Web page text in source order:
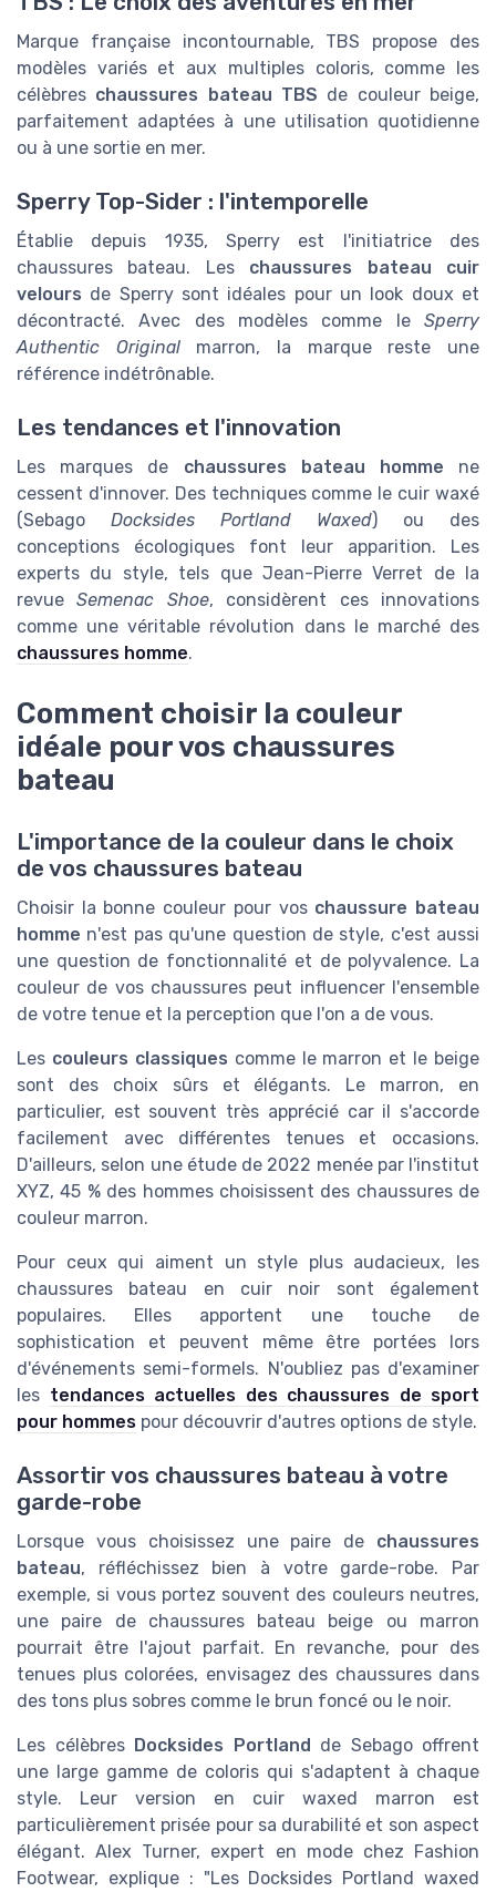
Marque française incontournable, TBS propose des
modèles variés et aux multiples coloris, comme les
célèbres chaussures bateau TBS de couleur beige,
parfaitement adaptées à une utilisation quotidienne
ou à une sortie en mer.
Sperry Top-Sider : l'intemporelle
Établie depuis 1935, Sperry est l'initiatrice des
chaussures bateau. Les chaussures bateau cuir
velours de Sperry sont idéales pour un look doux et
décontracté. Avec des modèles comme le Sperry
Authentic Originalmarron, la marque reste une
référence indétrônable.
Les tendances et l'innovation
Les marques de chaussures bateau homme ne
cessent d'innover. Des techniques comme le cuir waxé
(Sebago Docksides Portland Waxed) ou des
conceptions écologiques font leur apparition. Les
experts du style, tels que Jean-Pierre Verret de la
revueSemenac Shoe, considèrent ces innovations
comme une véritable révolution dans le marché des
chaussures homme.
Comment choisir la couleur
idéale pour vos chaussures
bateau
L'importance de la couleur dans le choix
de vos chaussures bateau
Choisir la bonne couleur pour vos chaussure bateau
homme n'est pas qu'une question de style, c'est aussi
une question de fonctionnalité et de polyvalence. La
couleur de vos chaussures peut influencer l'ensemble
de votre tenue et la perception que l'on a de vous.
Les couleurs classiques comme le marron et le beige
sont des choix sûrs et élégants. Le marron, en
particulier, est souvent très apprécié car il s'accorde
facilement avec différentes tenues et occasions.
D'ailleurs, selon une étude de 2022 menée par l'institut
XYZ, 45 % des hommes choisissent des chaussures de
couleur marron.
Pour ceux qui aiment un style plus audacieux, les
chaussures bateau en cuir noir sont également
populaires. Elles apportent une touche de
sophistication et peuvent même être portées lors
d'événements semi-formels. N'oubliez pas d'examiner
les tendances actuelles des chaussures de sport
pour hommes pour découvrir d'autres options de style.
Assortir vos chaussures bateau à votre
garde-robe
Lorsque vous choisissez une paire de chaussures
bateau, réfléchissez bien à votre garde-robe. Par
exemple, si vous portez souvent des couleurs neutres,
une paire de chaussures bateau beige ou marron
pourrait être l'ajout parfait. En revanche, pour des
tenues plus colorées, envisagez des chaussures dans
des tons plus sobres comme le brun foncé ou le noir.
Les célèbres Docksides Portland de Sebago offrent
une large gamme de coloris qui s'adaptent à chaque
style. Leur version en cuir waxed marron est
particulièrement prisée pour sa durabilité et son aspect
élégant. Alex Turner, expert en mode chez Fashion
Footwear, explique : "Les Docksides Portland waxed